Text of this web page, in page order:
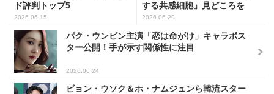
ド評判トップ5
2026.06.15
する共感細胞」見どころを
語...
2026.06.29
パク・ウンビン主演「恋は命がけ」キャラポス
ター公開！手が示す関係性に注目
2026.06.24
ビョン・ウソク＆ホ・ナムジュンら韓流スター